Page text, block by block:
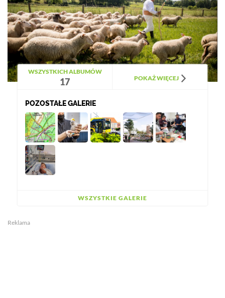
WSZYSTKICH ALBUMÓW
17 POKAŻ WIĘCEJ
POZOSTAŁE GALERIE
WSZYSTKIE GALERIE
Reklama